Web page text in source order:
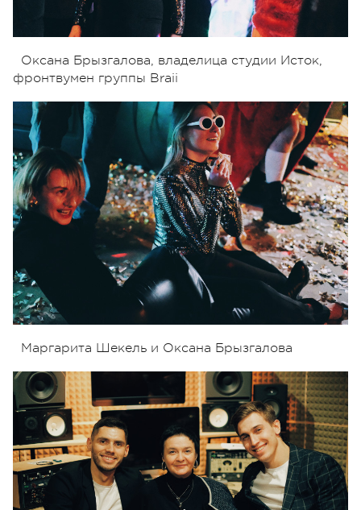
Оксана Брызгалова, владелица студии Исток,
фронтвумен группы Braii
Маргарита Шекель и Оксана Брызгалова